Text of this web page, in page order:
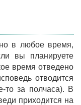
в любое время,
вы планируете
время отведено
отводится
то за полчаса). В
приходится на